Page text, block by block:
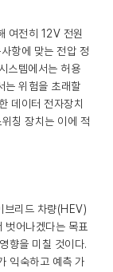
여전히 12V 전원
항에 맞는 전압 정
스템에서는 허용
는 위험을 초래할
데이터 전자장치
칭 장치는 이에 적
브리드 차량(HEV)
벗어나겠다는 목표
향을 미칠 것이다.
익숙하고 예측 가